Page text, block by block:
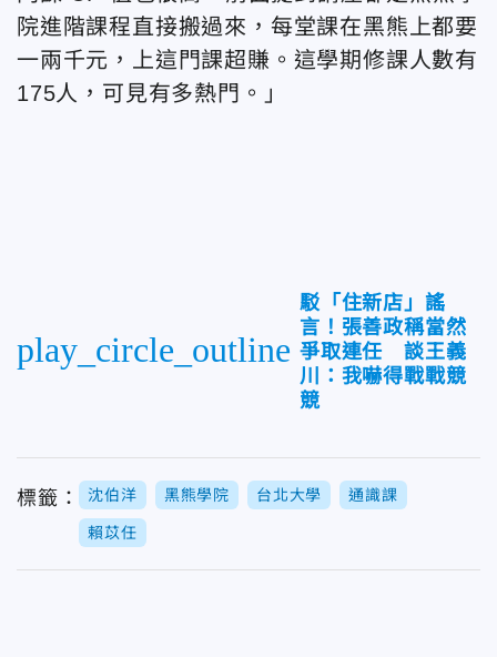
院進階課程直接搬過來，每堂課在黑熊上都要
一兩千元，上這門課超賺。這學期修課人數有
175人，可見有多熱門。」
play_circle_outline
駁「住新店」謠
言！張善政稱當然
爭取連任 談王義
川：我嚇得戰戰競
競
標籤： 沈伯洋 黑熊學院 台北大學 通識課
賴苡任